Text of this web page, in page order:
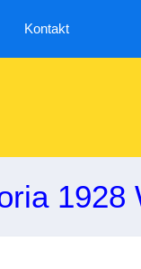
Kontakt
1928